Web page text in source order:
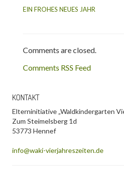
EIN FROHES NEUES JAHR
Comments are closed.
Comments RSS Feed
KONTAKT
Elterninitiative „Waldkindergarten
Zum Steimelsberg 1d
53773 Hennef
info@waki-vierjahreszeiten.de